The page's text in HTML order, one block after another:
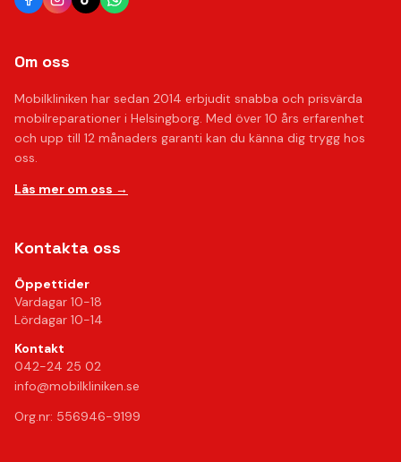
Om oss
Mobilkliniken har sedan 2014 erbjudit snabba och prisvärda
mobilreparationer i Helsingborg. Med över 10 års erfarenhet
och upp till 12 månaders garanti kan du känna dig trygg hos
oss.
Läs mer om oss →
Kontakta oss
Öppettider
Vardagar 10-18
Lördagar 10-14
Kontakt
042-24 25 02
info@mobilkliniken.se
Org.nr: 556946-9199